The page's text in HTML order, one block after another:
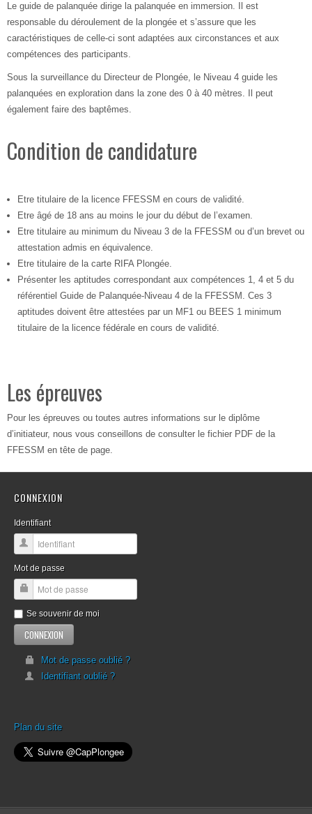
Le guide de palanquée dirige la palanquée en immersion. Il est
responsable du déroulement de la plongée et s’assure que les
caractéristiques de celle-ci sont adaptées aux circonstances et aux
compétences des participants.
Sous la surveillance du Directeur de Plongée, le Niveau 4 guide les
palanquées en exploration dans la zone des 0 à 40 mètres. Il peut
également faire des baptêmes.
Condition de candidature
Etre titulaire de la licence FFESSM en cours de validité.
Etre âgé de 18 ans au moins le jour du début de l’examen.
Etre titulaire au minimum du Niveau 3 de la FFESSM ou d’un brevet ou
attestation admis en équivalence.
Etre titulaire de la carte RIFA Plongée.
Présenter les aptitudes correspondant aux compétences 1, 4 et 5 du
référentiel Guide de Palanquée-Niveau 4 de la FFESSM. Ces 3
aptitudes doivent être attestées par un MF1 ou BEES 1 minimum
titulaire de la licence fédérale en cours de validité.
Les épreuves
Pour les épreuves ou toutes autres informations sur le diplôme
d’initiateur, nous vous conseillons de consulter le fichier PDF de la
FFESSM en tête de page.
CONNEXION
Identifiant
Mot de passe
Se souvenir de moi
Mot de passe oublié ?
Identifiant oublié ?
Plan du site